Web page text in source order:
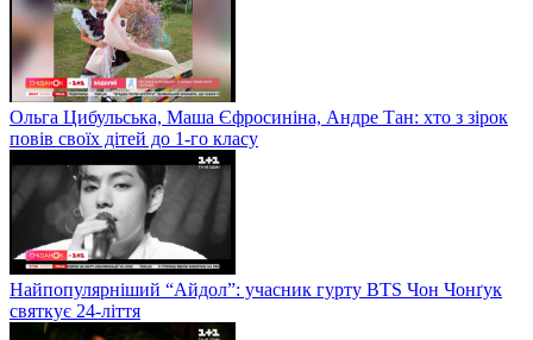
Ольга Цибульська, Маша Єфросиніна, Андре Тан: хто з зірок
повів своїх дітей до 1-го класу
Найпопулярніший “Айдол”: учасник гурту BTS Чон Чонґук
святкує 24-ліття